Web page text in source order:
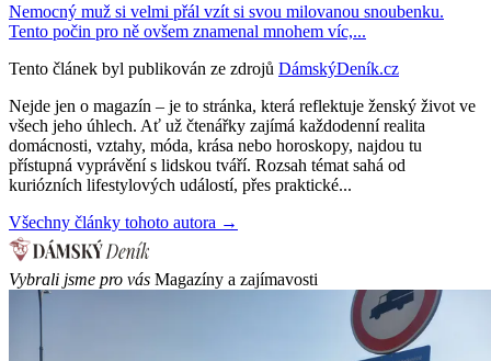
Nemocný muž si velmi přál vzít si svou milovanou snoubenku.
Tento počin pro ně ovšem znamenal mnohem víc,...
Tento článek byl publikován ze zdrojů DámskýDeník.cz
Nejde jen o magazín – je to stránka, která reflektuje ženský život ve
všech jeho úhlech. Ať už čtenářky zajímá každodenní realita
domácnosti, vztahy, móda, krása nebo horoskopy, najdou tu
přístupná vyprávění s lidskou tváří. Rozsah témat sahá od
kuriózních lifestylových událostí, přes praktické...
Všechny články tohoto autora →
Vybrali jsme pro vás Magazíny a zajímavosti